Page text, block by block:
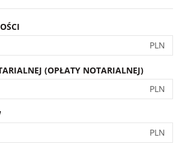
PLN
(OPŁATY NOTARIALNEJ)
PLN
PLN